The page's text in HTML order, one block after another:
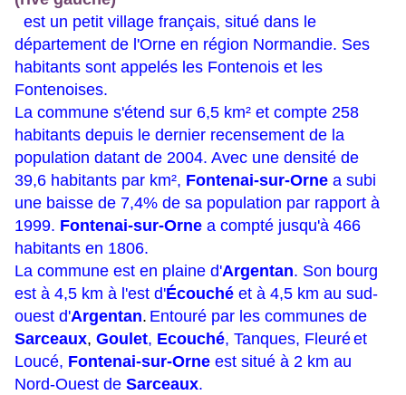
est un petit village français, situé dans le
département de l'Orne en région Normandie. Ses
habitants sont appelés les Fontenois et les
Fontenoises.
La commune s'étend sur 6,5 km² et compte 258
habitants depuis le dernier recensement de la
population datant de 2004. Avec une densité de
39,6 habitants par km², Fontenai-sur-Orne a subi
une baisse de 7,4% de sa population par rapport à
1999. Fontenai-sur-Orne a compté jusqu'à 466
habitants en 1806.
La commune est en plaine d'Argentan. Son bourg
est à 4,5 km à l'est d'Écouché et à 4,5 km au sud-
ouest d'Argentan. Entouré par les communes de
Sarceaux, Goulet, Ecouché, Tanques, Fleuréet
Loucé, Fontenai-sur-Orne est situé à 2 km au
Nord-Ouest de Sarceaux.